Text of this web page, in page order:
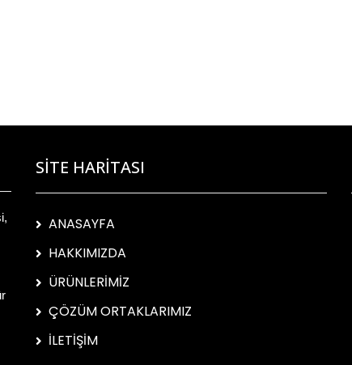
SİTE HARİTASI
ANASAYFA
HAKKIMIZDA
ÜRÜNLERİMİZ
ÇÖZÜM ORTAKLARIMIZ
İLETİŞİM